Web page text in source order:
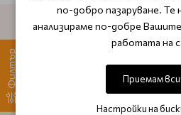
Филтър
АБОНИРАЙТЕ СЕ ЗА
по-добро пазаруване. Те
анализираме по-добре
работата на
Приемам
Настройки на